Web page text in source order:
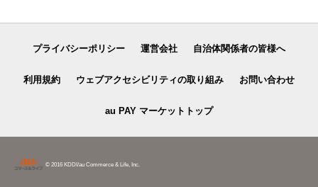
プライバシーポリシー 運営会社 自治体関係者の皆様へ
利用規約 ウェブアクセシビリティの取り組み お問い合わせ
au PAY マーケットトップ
© 2016 KDDI/au Commerce & Life, Inc.